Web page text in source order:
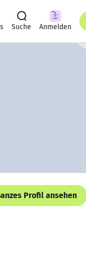
Suche Anmelden
Profil ansehen